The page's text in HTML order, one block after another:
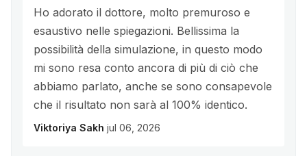
Ho adorato il dottore, molto premuroso e
esaustivo nelle spiegazioni. Bellissima la
possibilità della simulazione, in questo modo
mi sono resa conto ancora di più di ciò che
abbiamo parlato, anche se sono consapevole
che il risultato non sarà al 100% identico.
Viktoriya Sakh jul 06, 2026